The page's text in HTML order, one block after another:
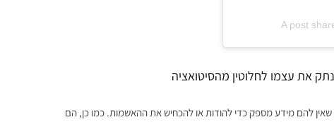
A post
את עצמו לחלוטין מהסיטואציה
נציגי החברה מסרו שאין להם מידע מספק כדי להודות או להכחיש את ההאשמות. כמו כן, הם